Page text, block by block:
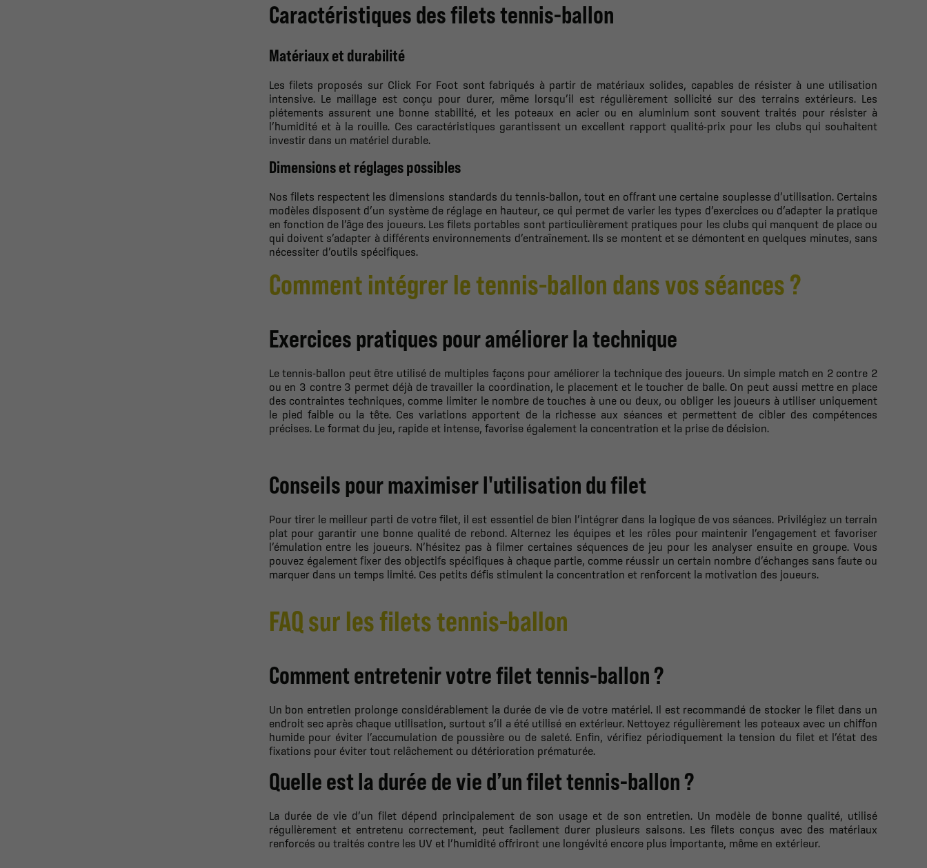
Caractéristiques des filets tennis-ballon
Matériaux et durabilité
Les filets proposés sur Click For Foot sont fabriqués à partir de matériaux solides, capables de résister à une utilisation
intensive. Le maillage est conçu pour durer, même lorsqu’il est régulièrement sollicité sur des terrains extérieurs. Les
piétements assurent une bonne stabilité, et les poteaux en acier ou en aluminium sont souvent traités pour résister à
l’humidité et à la rouille. Ces caractéristiques garantissent un excellent rapport qualité-prix pour les clubs qui souhaitent
investir dans un matériel durable.
Dimensions et réglages possibles
Nos filets respectent les dimensions standards du tennis-ballon, tout en offrant une certaine souplesse d’utilisation. Certains
modèles disposent d’un système de réglage en hauteur, ce qui permet de varier les types d’exercices ou d’adapter la pratique
en fonction de l’âge des joueurs. Les filets portables sont particulièrement pratiques pour les clubs qui manquent de place ou
qui doivent s’adapter à différents environnements d’entraînement. Ils se montent et se démontent en quelques minutes, sans
nécessiter d’outils spécifiques.
Comment intégrer le tennis-ballon dans vos séances ?
Exercices pratiques pour améliorer la technique
Le tennis-ballon peut être utilisé de multiples façons pour améliorer la technique des joueurs. Un simple match en 2 contre 2
ou en 3 contre 3 permet déjà de travailler la coordination, le placement et le toucher de balle. On peut aussi mettre en place
des contraintes techniques, comme limiter le nombre de touches à une ou deux, ou obliger les joueurs à utiliser uniquement
le pied faible ou la tête. Ces variations apportent de la richesse aux séances et permettent de cibler des compétences
précises. Le format du jeu, rapide et intense, favorise également la concentration et la prise de décision.
Conseils pour maximiser l'utilisation du filet
Pour tirer le meilleur parti de votre filet, il est essentiel de bien l’intégrer dans la logique de vos séances. Privilégiez un terrain
plat pour garantir une bonne qualité de rebond. Alternez les équipes et les rôles pour maintenir l’engagement et favoriser
l’émulation entre les joueurs. N’hésitez pas à filmer certaines séquences de jeu pour les analyser ensuite en groupe. Vous
pouvez également fixer des objectifs spécifiques à chaque partie, comme réussir un certain nombre d’échanges sans faute ou
marquer dans un temps limité. Ces petits défis stimulent la concentration et renforcent la motivation des joueurs.
FAQ sur les filets tennis-ballon
Comment entretenir votre filet tennis-ballon ?
Un bon entretien prolonge considérablement la durée de vie de votre matériel. Il est recommandé de stocker le filet dans un
endroit sec après chaque utilisation, surtout s’il a été utilisé en extérieur. Nettoyez régulièrement les poteaux avec un chiffon
humide pour éviter l’accumulation de poussière ou de saleté. Enfin, vérifiez périodiquement la tension du filet et l’état des
fixations pour éviter tout relâchement ou détérioration prématurée.
Quelle est la durée de vie d’un filet tennis-ballon ?
La durée de vie d’un filet dépend principalement de son usage et de son entretien. Un modèle de bonne qualité, utilisé
régulièrement et entretenu correctement, peut facilement durer plusieurs saisons. Les filets conçus avec des matériaux
renforcés ou traités contre les UV et l’humidité offriront une longévité encore plus importante, même en extérieur.